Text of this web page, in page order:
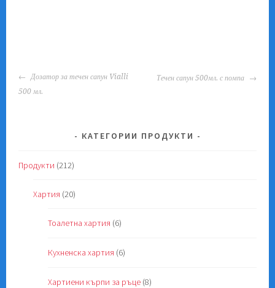
POST
NAVIGATION
Дозатор за течен сапун Vialli
500 мл.
Течен сапун 500мл. с помпа
КАТЕГОРИИ ПРОДУКТИ
Продукти (212)
Хартия (20)
Тоалетна хартия (6)
Кухненска хартия (6)
Хартиени кърпи за ръце (8)